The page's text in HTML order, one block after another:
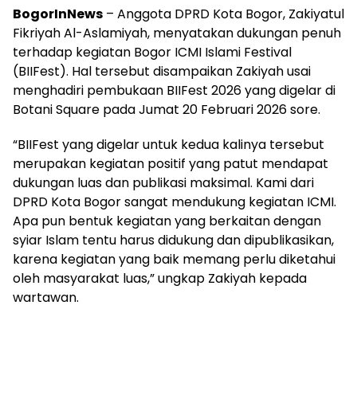
BogorInNews – Anggota DPRD Kota Bogor, Zakiyatul
Fikriyah Al-Aslamiyah, menyatakan dukungan penuh
terhadap kegiatan Bogor ICMI Islami Festival
(BIIFest). Hal tersebut disampaikan Zakiyah usai
menghadiri pembukaan BIIFest 2026 yang digelar di
Botani Square pada Jumat 20 Februari 2026 sore.
“BIIFest yang digelar untuk kedua kalinya tersebut
merupakan kegiatan positif yang patut mendapat
dukungan luas dan publikasi maksimal. Kami dari
DPRD Kota Bogor sangat mendukung kegiatan ICMI.
Apa pun bentuk kegiatan yang berkaitan dengan
syiar Islam tentu harus didukung dan dipublikasikan,
karena kegiatan yang baik memang perlu diketahui
oleh masyarakat luas,” ungkap Zakiyah kepada
wartawan.